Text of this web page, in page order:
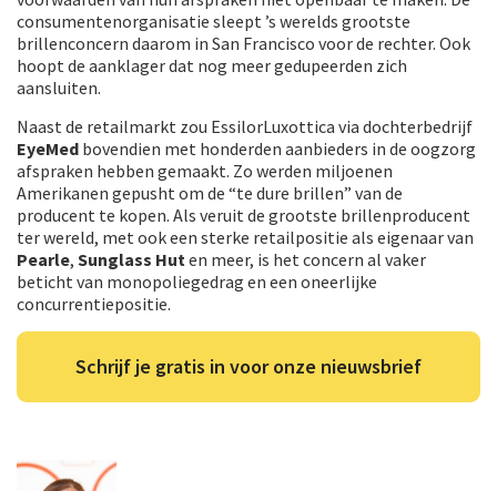
consumentenorganisatie sleept ’s werelds grootste
brillenconcern daarom in San Francisco voor de rechter. Ook
hoopt de aanklager dat nog meer gedupeerden zich
aansluiten.
Naast de retailmarkt zou EssilorLuxottica via dochterbedrijf
EyeMed bovendien met honderden aanbieders in de oogzorg
afspraken hebben gemaakt. Zo werden miljoenen
Amerikanen gepusht om de “te dure brillen” van de
producent te kopen. Als veruit de grootste brillenproducent
ter wereld, met ook een sterke retailpositie als eigenaar van
Pearle, Sunglass Hut en meer, is het concern al vaker
beticht van monopoliegedrag en een oneerlijke
concurrentiepositie.
Schrijf je gratis in voor onze nieuwsbrief